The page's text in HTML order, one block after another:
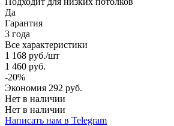
Да
Гарантия
3 года
Все характеристики
1 168 руб./шт
1 460 руб.
-20%
Экономия 292 руб.
Нет в наличии
Нет в наличии
Написать нам в Telegram